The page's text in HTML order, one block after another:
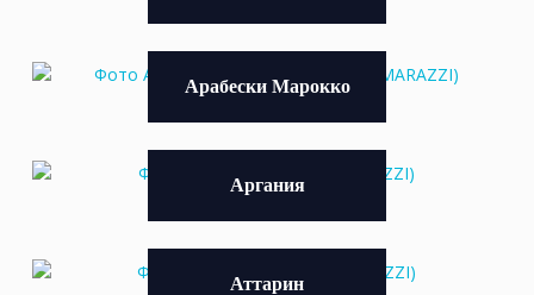
Арабески Марокко
Аргания
Аттарин